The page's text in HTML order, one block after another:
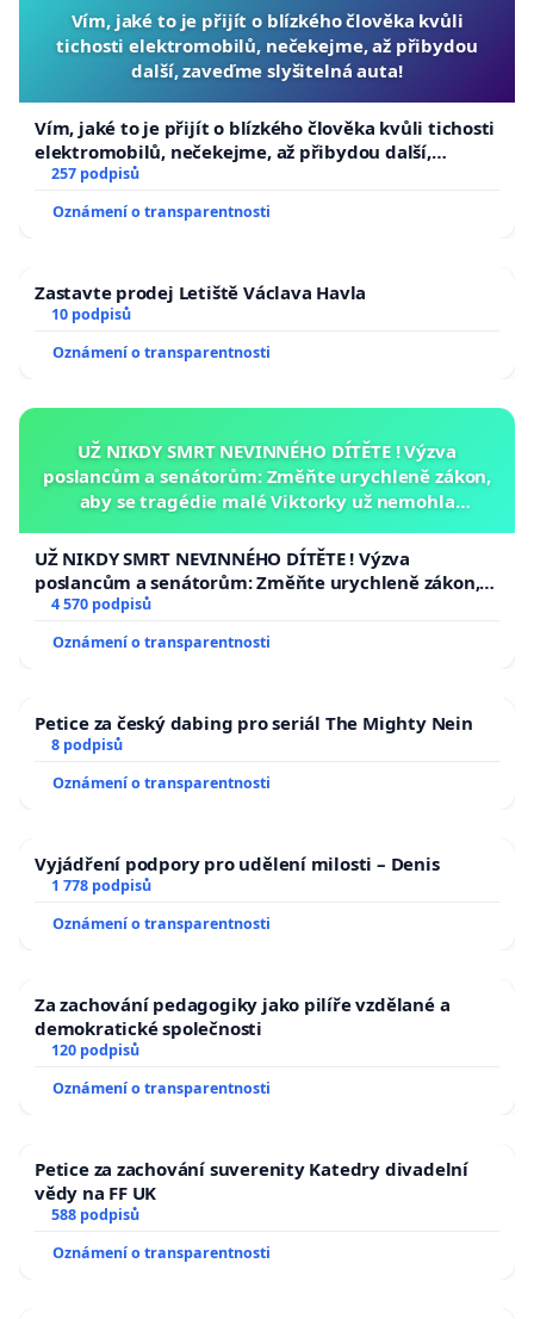
Vím, jaké to je přijít o blízkého člověka kvůli
tichosti elektromobilů, nečekejme, až přibydou
další, zaveďme slyšitelná auta!
Vím, jaké to je přijít o blízkého člověka kvůli tichosti
elektromobilů, nečekejme, až přibydou další,
zaveďme slyšitelná auta!
257 podpisů
Oznámení o transparentnosti
Zastavte prodej Letiště Václava Havla
10 podpisů
Oznámení o transparentnosti
UŽ NIKDY SMRT NEVINNÉHO DÍTĚTE ! Výzva
poslancům a senátorům: Změňte urychleně zákon,
aby se tragédie malé Viktorky už nemohla
UŽ NIKDY SMRT NEVINNÉHO DÍTĚTE ! Výzva
poslancům a senátorům: Změňte urychleně zákon,
aby se tragédie malé Viktorky už nemohla opakovat!
4 570 podpisů
Oznámení o transparentnosti
Petice za český dabing pro seriál The Mighty Nein
8 podpisů
Oznámení o transparentnosti
Vyjádření podpory pro udělení milosti – Denis
1 778 podpisů
Oznámení o transparentnosti
Za zachování pedagogiky jako pilíře vzdělané a
demokratické společnosti
120 podpisů
Oznámení o transparentnosti
Petice za zachování suverenity Katedry divadelní
vědy na FF UK
588 podpisů
Oznámení o transparentnosti